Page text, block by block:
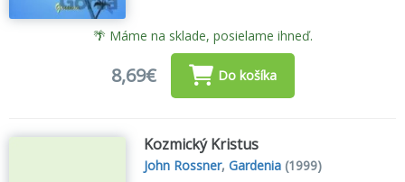
🌴 Máme na sklade, posielame ihneď.
8,69€ Do košíka
Kozmický Kristus
John Rossner,Gardenia (1999)